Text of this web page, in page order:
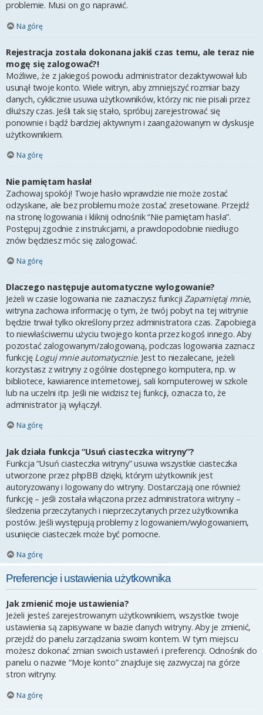
problemie. Musi on go naprawić.
Na górę
Rejestracja została dokonana jakiś czas temu, ale teraz nie
mogę się zalogować?!
Możliwe, że z jakiegoś powodu administrator dezaktywował lub
usunął twoje konto. Wiele witryn, aby zmniejszyć rozmiar bazy
danych, cyklicznie usuwa użytkowników, którzy nic nie pisali przez
dłuższy czas. Jeśli tak się stało, spróbuj zarejestrować się
ponownie i bądź bardziej aktywnym i zaangażowanym w dyskusje
użytkownikiem.
Na górę
Nie pamiętam hasła!
Zachowaj spokój! Twoje hasło wprawdzie nie może zostać
odzyskane, ale bez problemu może zostać zresetowane. Przejdź
na stronę logowania i kliknij odnośnik “Nie pamiętam hasła”.
Postępuj zgodnie z instrukcjami, a prawdopodobnie niedługo
znów będziesz móc się zalogować.
Na górę
Dlaczego następuje automatyczne wylogowanie?
Jeżeli w czasie logowania nie zaznaczysz funkcjiZapamiętaj mnie,
witryna zachowa informację o tym, że twój pobyt na tej witrynie
będzie trwał tylko określony przez administratora czas. Zapobiega
to niewłaściwemu użyciu twojego konta przez kogoś innego. Aby
pozostać zalogowanym/zalogowaną, podczas logowania zaznacz
funkcję Loguj mnie automatycznie. Jest to niezalecane, jeżeli
korzystasz z witryny z ogólnie dostępnego komputera, np. w
bibliotece, kawiarence internetowej, sali komputerowej w szkole
lub na uczelni itp. Jeśli nie widzisz tej funkcji, oznacza to, że
administrator ją wyłączył.
Na górę
Jak działa funkcja “Usuń ciasteczka witryny”?
Funkcja “Usuń ciasteczka witryny” usuwa wszystkie ciasteczka
utworzone przez phpBB dzięki, którym użytkownik jest
autoryzowany i logowany do witryny. Dostarczają one również
funkcję – jeśli została włączona przez administratora witryny –
śledzenia przeczytanych i nieprzeczytanych przez użytkownika
postów. Jeśli występują problemy z logowaniem/wylogowaniem,
usunięcie ciasteczek może być pomocne.
Na górę
Preferencje i ustawienia użytkownika
Jak zmienić moje ustawienia?
Jeżeli jesteś zarejestrowanym użytkownikiem, wszystkie twoje
ustawienia są zapisywane w bazie danych witryny. Aby je zmienić,
przejdź do panelu zarządzania swoim kontem. W tym miejscu
możesz dokonać zmian swoich ustawień i preferencji. Odnośnik do
panelu o nazwie “Moje konto” znajduje się zazwyczaj na górze
stron witryny.
Na górę